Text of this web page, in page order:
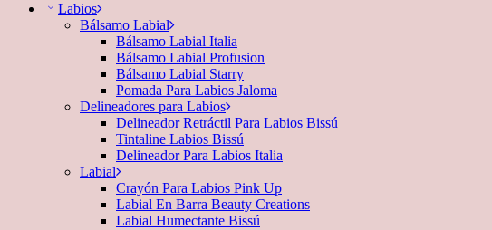
Labios
Bálsamo Labial
Bálsamo Labial Italia
Bálsamo Labial Profusion
Bálsamo Labial Starry
Pomada Para Labios Jaloma
Delineadores para Labios
Delineador Retráctil Para Labios Bissú
Tintaline Labios Bissú
Delineador Para Labios Italia
Labial
Crayón Para Labios Pink Up
Labial En Barra Beauty Creations
Labial Humectante Bissú